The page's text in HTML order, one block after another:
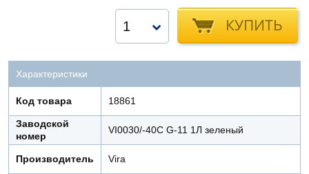
КУПИТЬ
1
Характеристики
Код товара 18861
Заводской
номер
VI0030/-40С G-11 1Л зеленый
Производитель Vira